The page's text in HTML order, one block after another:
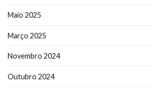
Maio 2025
Março 2025
Novembro 2024
Outubro 2024